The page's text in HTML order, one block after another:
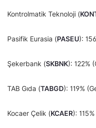
Kontrolmatik Teknoloji (
Pasifik Eurasia (PASEU):
Şekerbank (SKBNK): 122%
TAB Gıda (TABGD): 119%
Kocaer Çelik (KCAER):